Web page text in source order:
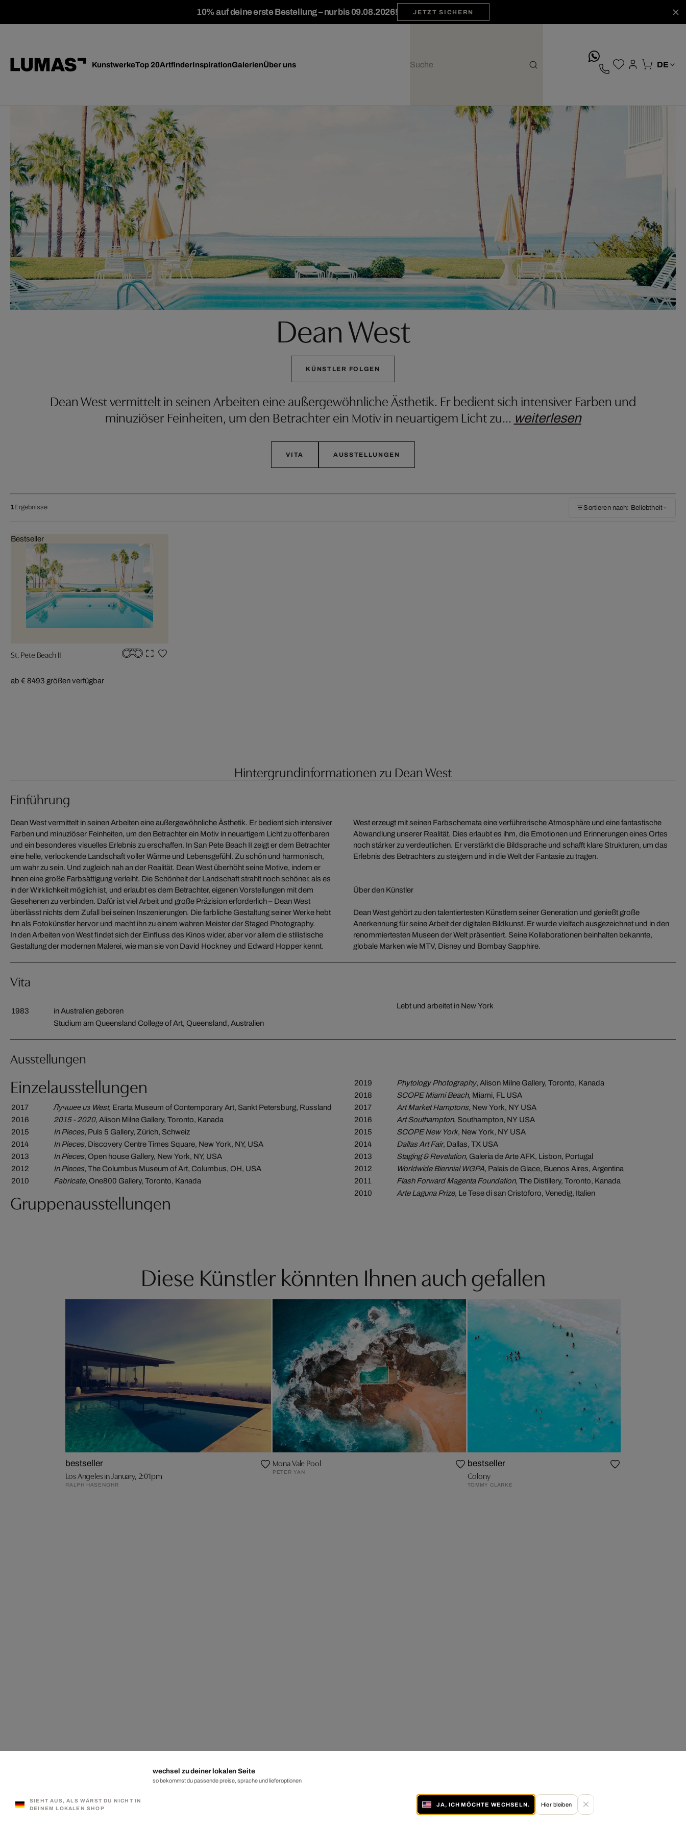
10% auf deine erste Bestellung – nur bis 09.08.2026! JETZT SICHERN
KunstwerkeTop 20ArtfinderInspirationGalerienÜber uns
Dean West
KÜNSTLER FOLGEN
Dean West vermittelt in seinen Arbeiten eine außergewöhnliche Ästhetik. Er bedient sich intensiver Farben und
minuziöser Feinheiten, um den Betrachter ein Motiv in neuartigem Licht zu… weiterlesen
VITA AUSSTELLUNGEN
1Ergebnisse Sortieren nach: Beliebtheit
Bestseller
St. Pete Beach II
ab € 8493 größen verfügbar
Hintergrundinformationen zu Dean West
Einführung
Dean West vermittelt in seinen Arbeiten eine außergewöhnliche Ästhetik. Er bedient sich intensiver
Farben und minuziöser Feinheiten, um den Betrachter ein Motiv in neuartigem Licht zu offenbaren
und ein besonderes visuelles Erlebnis zu erschaffen. In San Pete Beach II zeigt er dem Betrachter
eine helle, verlockende Landschaft voller Wärme und Lebensgefühl. Zu schön und harmonisch,
um wahr zu sein. Und zugleich nah an der Realität. Dean West überhöht seine Motive, indem er
ihnen eine große Farbsättigung verleiht. Die Schönheit der Landschaft strahlt noch schöner, als es
in der Wirklichkeit möglich ist, und erlaubt es dem Betrachter, eigenen Vorstellungen mit dem
Gesehenen zu verbinden. Dafür ist viel Arbeit und große Präzision erforderlich – Dean West
überlässt nichts dem Zufall bei seinen Inszenierungen. Die farbliche Gestaltung seiner Werke hebt
ihn als Fotokünstler hervor und macht ihn zu einem wahren Meister der Staged Photography.
In den Arbeiten von West findet sich der Einfluss des Kinos wider, aber vor allem die stilistische
Gestaltung der modernen Malerei, wie man sie von David Hockney und Edward Hopper kennt.
West erzeugt mit seinen Farbschemata eine verführerische Atmosphäre und eine fantastische
Abwandlung unserer Realität. Dies erlaubt es ihm, die Emotionen und Erinnerungen eines Ortes
noch stärker zu verdeutlichen. Er verstärkt die Bildsprache und schafft klare Strukturen, um das
Erlebnis des Betrachters zu steigern und in die Welt der Fantasie zu tragen.
Über den Künstler
Dean West gehört zu den talentiertesten Künstlern seiner Generation und genießt große
Anerkennung für seine Arbeit der digitalen Bildkunst. Er wurde vielfach ausgezeichnet und in den
renommiertesten Museen der Welt präsentiert. Seine Kollaborationen beinhalten bekannte,
globale Marken wie MTV, Disney und Bombay Sapphire.
Vita
1983
in Australien geboren
Studium am Queensland College of Art, Queensland, Australien
Lebt und arbeitet in New York
Ausstellungen
Einzelausstellungen
2017 Лучшее из West, Erarta Museum of Contemporary Art, Sankt Petersburg, Russland
2016
2015 - 2020, Alison Milne Gallery, Toronto, Kanada
2015
In Pieces, Puls 5 Gallery, Zürich, Schweiz
2014
In Pieces, Discovery Centre Times Square, New York, NY, USA
2013
In Pieces, Open house Gallery, New York, NY, USA
2012
In Pieces, The Columbus Museum of Art, Columbus, OH, USA
2010
Fabricate, One800 Gallery, Toronto, Kanada
Gruppenausstellungen
2019 Phytology Photography, Alison Milne Gallery, Toronto, Kanada
2018
SCOPE Miami Beach, Miami, FL USA
2017
Art Market Hamptons, New York, NY USA
2016
Art Southampton, Southampton, NY USA
2015
SCOPE New York, New York, NY USA
2014
Dallas Art Fair, Dallas, TX USA
2013
Staging & Revelation, Galeria de Arte AFK, Lisbon, Portugal
2012
Worldwide Biennial WGPA, Palais de Glace, Buenos Aires, Argentina
2011
Flash Forward Magenta Foundation, The Distillery, Toronto, Kanada
2010
Arte Laguna Prize, Le Tese di san Cristoforo, Venedig, Italien
Diese Künstler könnten Ihnen auch gefallen
bestseller
Los Angeles in January, 2:01pm
RALPH HASENOHR
Mona Vale Pool
PETER YAN
bestseller
Colony
TOMMY CLARKE
SIEHT AUS, ALS WÄRST DU NICHT IN
DEINEM LOKALEN SHOP
wechsel zu deiner lokalen Seite
so bekommst du passende preise, sprache und lieferoptionen
JA, ICH MÖCHTE WECHSELN. Hier bleiben